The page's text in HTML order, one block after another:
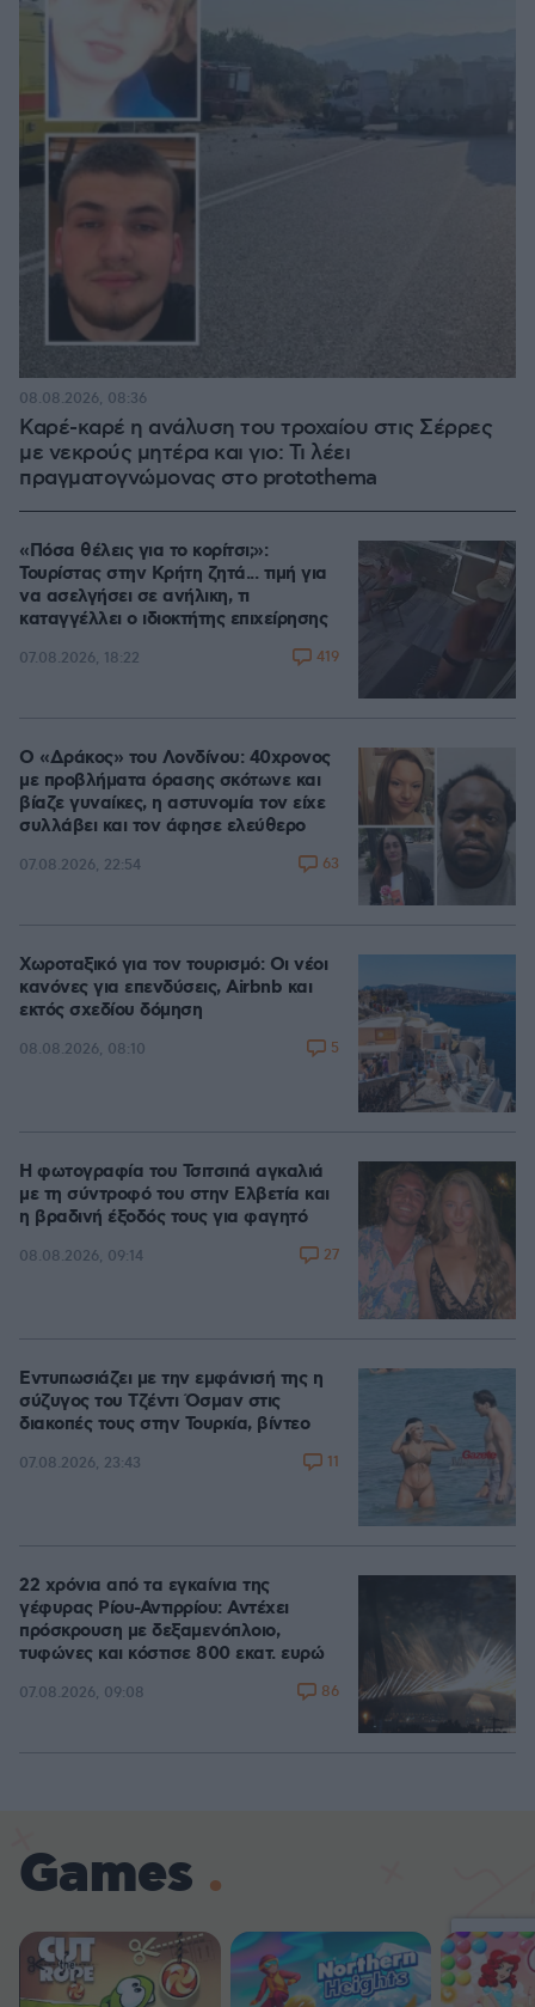
Καρέ-καρέ η ανάλυση του τροχαίου στις Σέρρες
με νεκρούς μητέρα και γιο: Τι λέει
πραγματογνώμονας στο protothema
08.08.2026, 08:36
«Πόσα θέλεις για το κορίτσι;»:
Τουρίστας στην Κρήτη ζητά... τιμή για
να ασελγήσει σε ανήλικη, τι
καταγγέλλει ο ιδιοκτήτης επιχείρησης
07.08.2026, 18:22 419
Ο «Δράκος» του Λονδίνου: 40χρονος
με προβλήματα όρασης σκότωνε και
βίαζε γυναίκες, η αστυνομία τον είχε
συλλάβει και τον άφησε ελεύθερο
07.08.2026, 22:54 63
Χωροταξικό για τον τουρισμό: Οι νέοι
κανόνες για επενδύσεις, Airbnb και
εκτός σχεδίου δόμηση
08.08.2026, 08:10 5
Η φωτογραφία του Τσιτσιπά αγκαλιά
με τη σύντροφό του στην Ελβετία και
η βραδινή έξοδός τους για φαγητό
08.08.2026, 09:14 27
Εντυπωσιάζει με την εμφάνισή της η
σύζυγος του Τζέντι Όσμαν στις
διακοπές τους στην Τουρκία, βίντεο
07.08.2026, 23:43 11
22 χρόνια από τα εγκαίνια της
γέφυρας Ρίου-Αντιρρίου: Αντέχει
πρόσκρουση με δεξαμενόπλοιο,
τυφώνες και κόστισε 800 εκατ. ευρώ
07.08.2026, 09:08 86
Games